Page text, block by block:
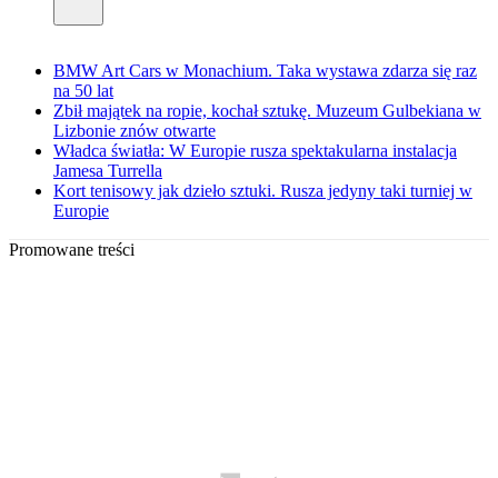
BMW Art Cars w Monachium. Taka wystawa zdarza się raz
na 50 lat
Zbił majątek na ropie, kochał sztukę. Muzeum Gulbekiana w
Lizbonie znów otwarte
Władca światła: W Europie rusza spektakularna instalacja
Jamesa Turrella
Kort tenisowy jak dzieło sztuki. Rusza jedyny taki turniej w
Europie
Promowane treści